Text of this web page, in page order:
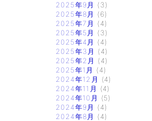
2025年9月
(3)
2025年8月
(6)
2025年7月
(4)
2025年5月
(3)
2025年4月
(4)
2025年3月
(4)
2025年2月
(4)
2025年1月
(4)
2024年12月
(4)
2024年11月
(4)
2024年10月
(5)
2024年9月
(4)
2024年8月
(4)